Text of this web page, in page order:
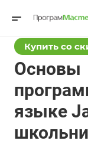
Купить со
Основы
языке